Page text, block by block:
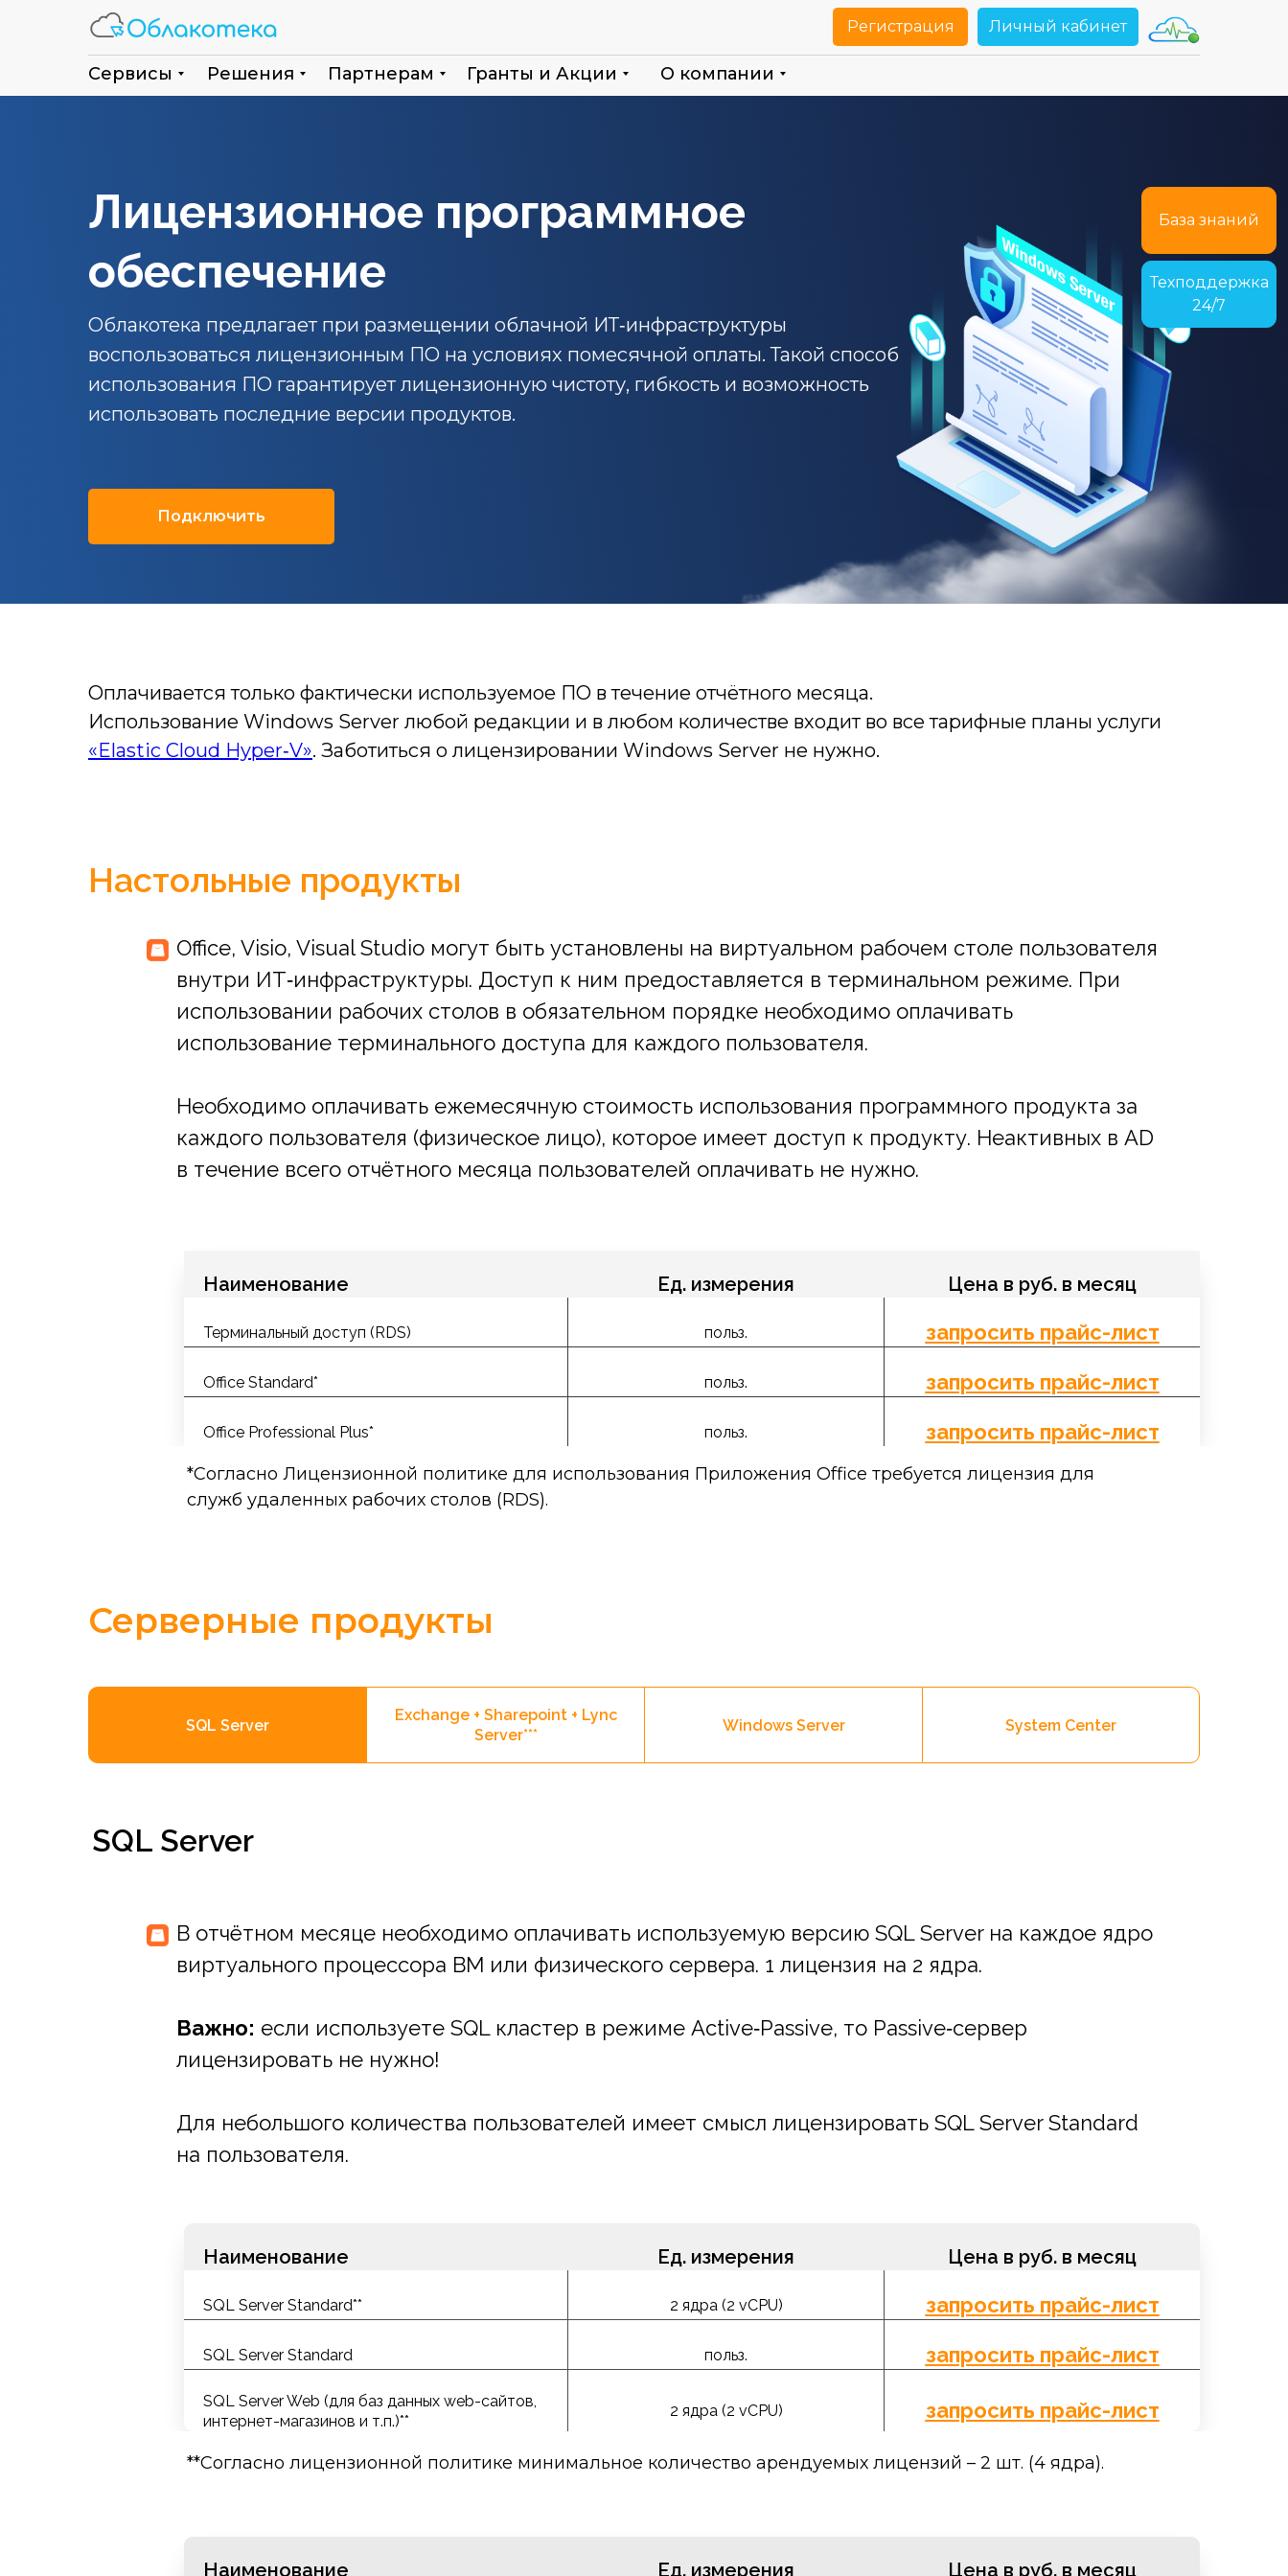
Техподдержка
24/7
База знаний
Личный кабинет
Регистрация
О компании
Гранты и Акции
Партнерам
Решения
Сервисы
Лицензионное программное
обеспечение
Облакотека предлагает при размещении облачной ИТ‑инфраструктуры
воспользоваться лицензионным ПО на условиях помесячной оплаты. Такой способ
использования ПО гарантирует лицензионную чистоту, гибкость и возможность
использовать последние версии продуктов.
Подключить
Оплачивается только фактически используемое ПО в течение отчётного месяца.
Использование Windows Server любой редакции и в любом количестве входит во все тарифные планы услуги
«Elastic Cloud Hyper‑V». Заботиться о лицензировании Windows Server не нужно.
Настольные продукты
Office, Visio, Visual Studio могут быть установлены на виртуальном рабочем столе пользователя
внутри ИТ‑инфраструктуры. Доступ к ним предоставляется в терминальном режиме. При
использовании рабочих столов в обязательном порядке необходимо оплачивать
использование терминального доступа для каждого пользователя.
Необходимо оплачивать ежемесячную стоимость использования программного продукта за
каждого пользователя (физическое лицо), которое имеет доступ к продукту. Неактивных в AD
в течение всего отчётного месяца пользователей оплачивать не нужно.
Наименование Ед. измерения Цена в руб. в месяц
Терминальный доступ (RDS) польз. запросить прайс-лист
Office Standard* польз. запросить прайс-лист
Office Professional Plus* польз. запросить прайс-лист
*Согласно Лицензионной политике для использования Приложения Office требуется лицензия для
служб удаленных рабочих столов (RDS).
Серверные продукты
SQL Server
Exchange + Sharepoint + Lync
Server***
Windows Server System Center
SQL Server
В отчётном месяце необходимо оплачивать используемую версию SQL Server на каждое ядро
виртуального процессора ВМ или физического сервера. 1 лицензия на 2 ядра.
Важно: если используете SQL кластер в режиме Active‑Passive, то Passive‑сервер
лицензировать не нужно!
Для небольшого количества пользователей имеет смысл лицензировать SQL Server Standard
на пользователя.
Наименование Ед. измерения Цена в руб. в месяц
SQL Server Standard** 2 ядра (2 vCPU) запросить прайс-лист
SQL Server Standard польз. запросить прайс-лист
SQL Server Web (для баз данных web-сайтов,
интернет-магазинов и т.п.)**
2 ядра (2 vCPU) запросить прайс-лист
**Согласно лицензионной политике минимальное количество арендуемых лицензий – 2 шт. (4 ядра).
Exchange / SharePoint / Lync Server***
Наименование Ед. измерения Цена в руб. в месяц